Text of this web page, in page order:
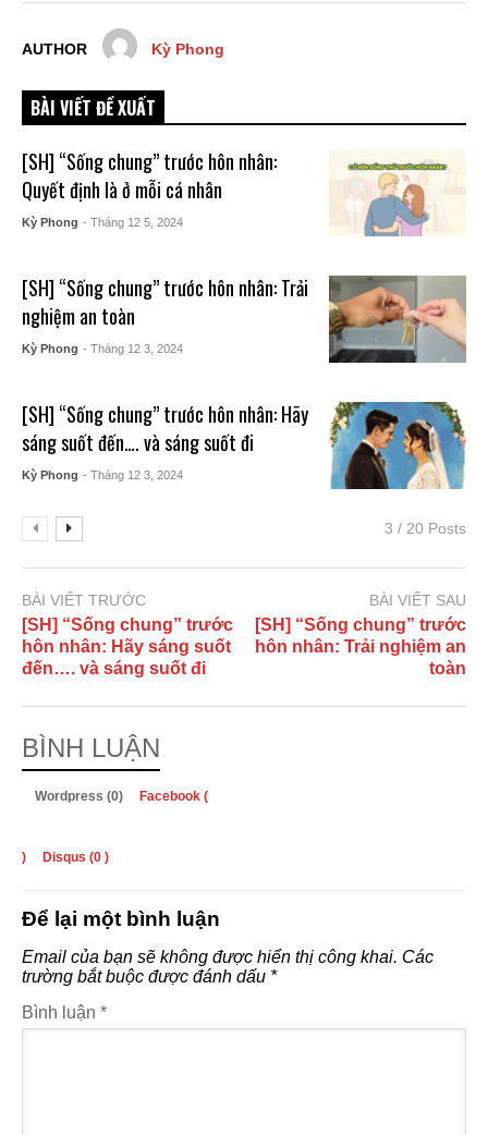
AUTHOR Kỳ Phong
BÀI VIẾT ĐỀ XUẤT
[SH] “Sống chung” trước hôn nhân:
Quyết định là ở mỗi cá nhân
Kỳ Phong - Tháng 12 5, 2024
[SH] “Sống chung” trước hôn nhân: Trải
nghiệm an toàn
Kỳ Phong - Tháng 12 3, 2024
[SH] “Sống chung” trước hôn nhân: Hãy
sáng suốt đến…. và sáng suốt đi
Kỳ Phong - Tháng 12 3, 2024
3 / 20 Posts
BÀI VIẾT TRƯỚC
[SH] “Sống chung” trước
hôn nhân: Hãy sáng suốt
đến…. và sáng suốt đi
BÀI VIẾT SAU
[SH] “Sống chung” trước
hôn nhân: Trải nghiệm an
toàn
BÌNH LUẬN
Wordpress (0) Facebook (
) Disqus (0 )
Để lại một bình luận
Email của bạn sẽ không được hiển thị công khai. Các
trường bắt buộc được đánh dấu *
Bình luận *